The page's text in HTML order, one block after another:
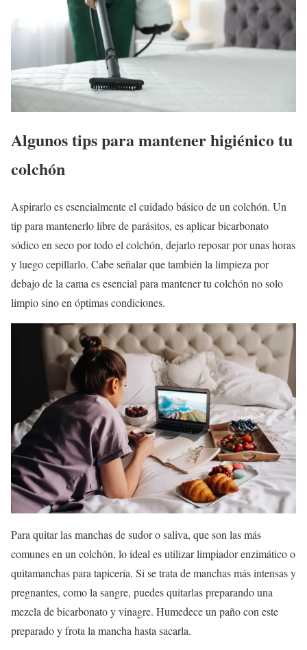
Algunos tips para mantener higiénico tu
colchón
Aspirarlo es esencialmente el cuidado básico de un colchón. Un
tip para mantenerlo libre de parásitos, es aplicar bicarbonato
sódico en seco por todo el colchón, dejarlo reposar por unas horas
y luego cepillarlo. Cabe señalar que también la limpieza por
debajo de la cama es esencial para mantener tu colchón no solo
limpio sino en óptimas condiciones.
Para quitar las manchas de sudor o saliva, que son las más
comunes en un colchón, lo ideal es utilizar limpiador enzimático o
quitamanchas para tapicería. Si se trata de manchas más intensas y
pregnantes, como la sangre, puedes quitarlas preparando una
mezcla de bicarbonato y vinagre. Humedece un paño con este
preparado y frota la mancha hasta sacarla.